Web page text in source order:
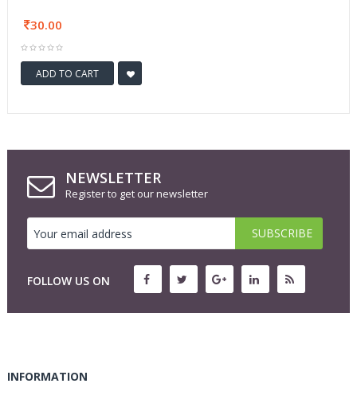
30.00
ADD TO CART
NEWSLETTER
Register to get our newsletter
FOLLOW US ON
INFORMATION